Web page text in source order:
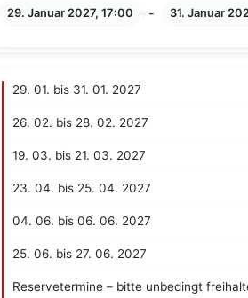
29. Januar 2027, 17:00 - 31. Januar
29. 01. bis 31. 01. 2027
26. 02. bis 28. 02. 2027
19. 03. bis 21. 03. 2027
23. 04. bis 25. 04. 2027
04. 06. bis 06. 06. 2027
25. 06. bis 27. 06. 2027
Reservetermine – bitte unbedingt